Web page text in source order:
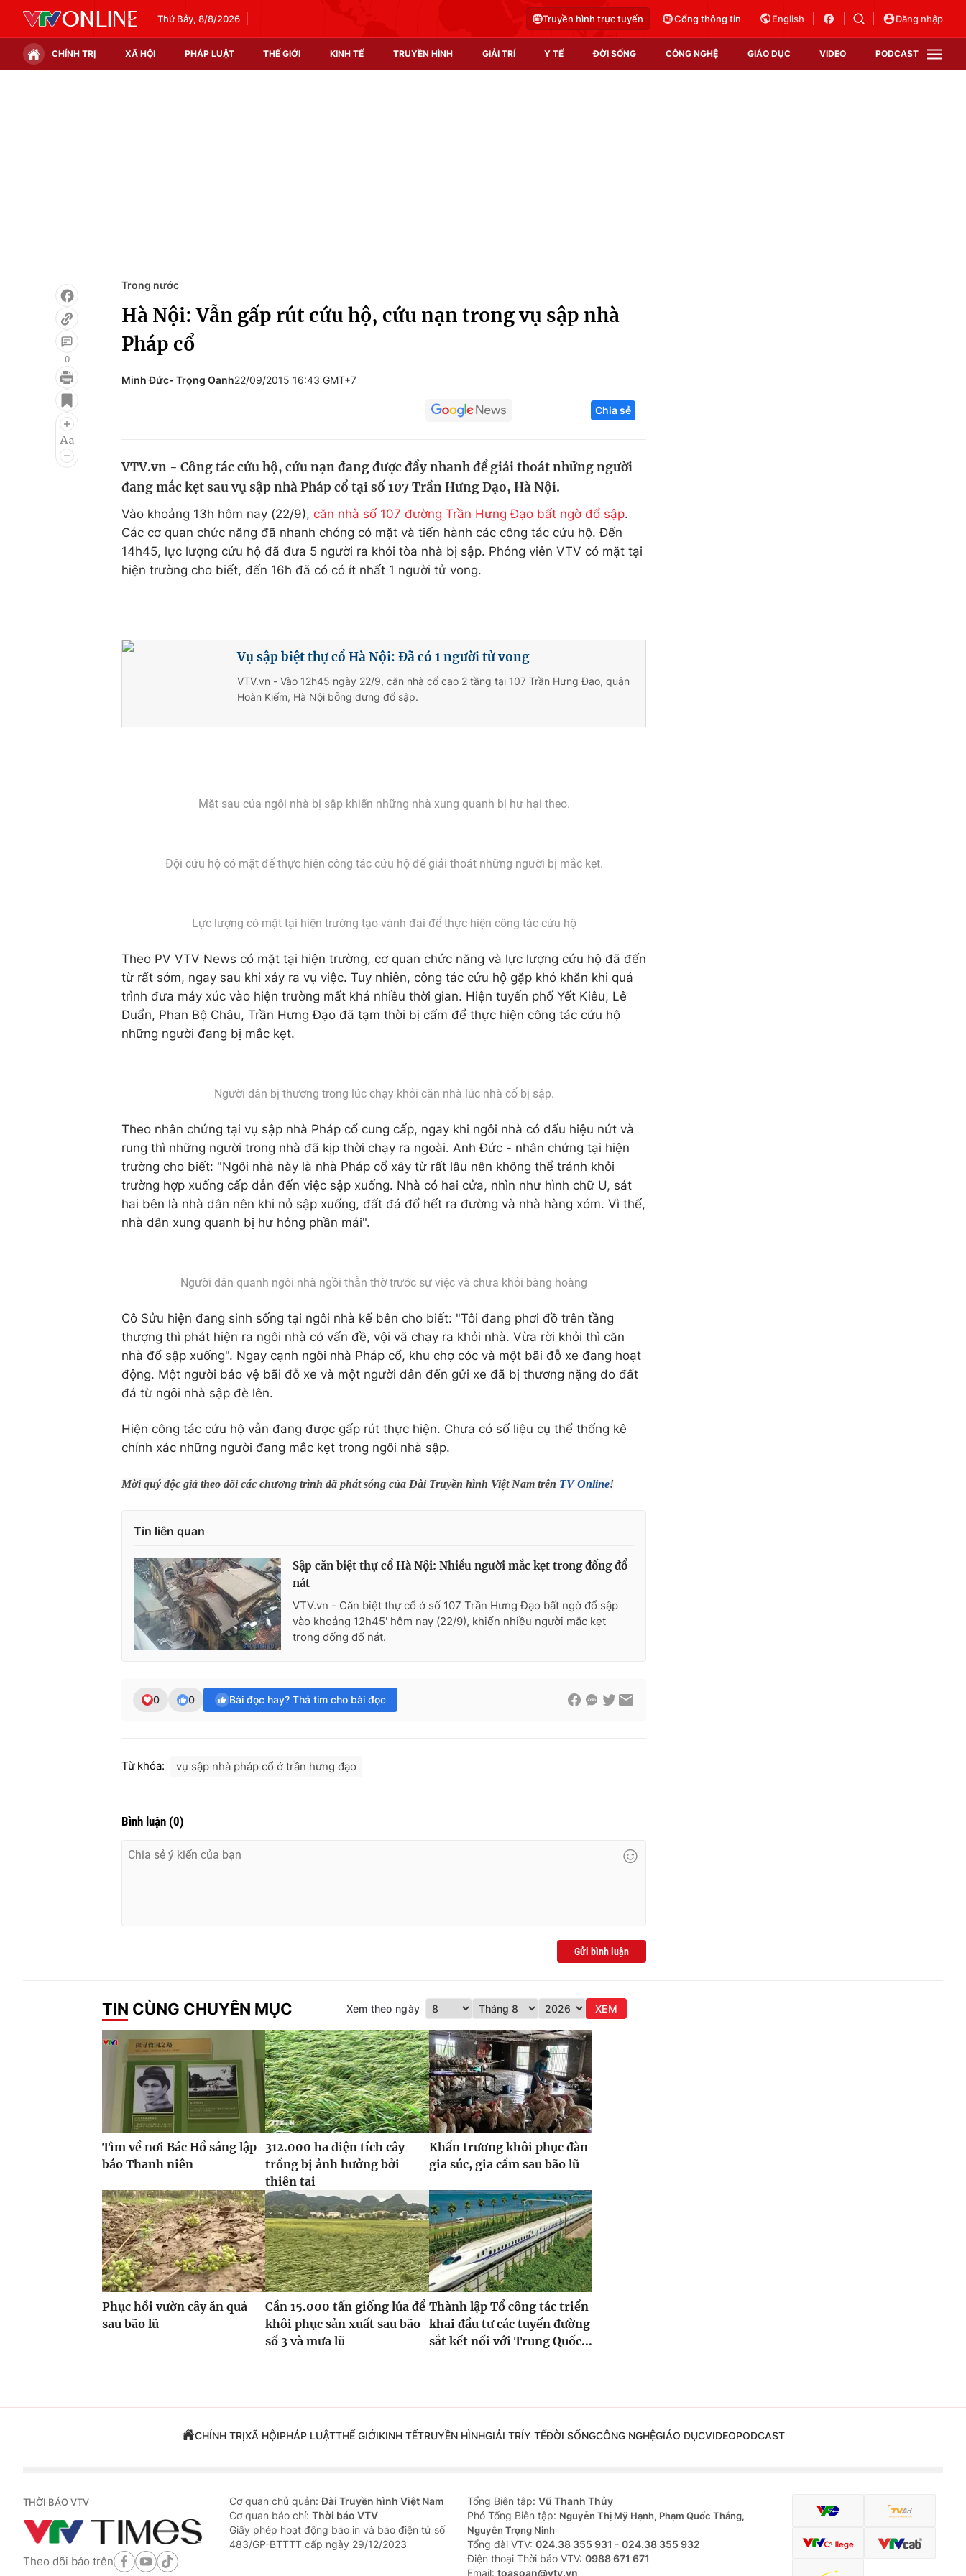
Thứ Bảy, 8/8/2026 Truyền hình trực tuyến Cổng thông tin English Đăng nhập
CHÍNH TRỊ XÃ HỘI PHÁP LUẬT THẾ GIỚI KINH TẾ TRUYỀN HÌNH GIẢI TRÍ Y TẾ ĐỜI SỐNG CÔNG NGHỆ GIÁO DỤC VIDEO PODCAST
Infographic
Điện ảnh
Âm nhạc
Chất lượng cuộc sống
Tuyển sinh
Hitech Công nghệ tương lai
Thị trường
0
Trong nước
Hà Nội: Vẫn gấp rút cứu hộ, cứu nạn trong vụ sập nhà
Pháp cổ
Minh Đức- Trọng Oanh22/09/2015 16:43 GMT+7
Chia sẻ
VTV.vn - Công tác cứu hộ, cứu nạn đang được đẩy nhanh để giải thoát những người
đang mắc kẹt sau vụ sập nhà Pháp cổ tại số 107 Trần Hưng Đạo, Hà Nội.
Vào khoảng 13h hôm nay (22/9), căn nhà số 107 đường Trần Hưng Đạo bất ngờ đổ sập.
Các cơ quan chức năng đã nhanh chóng có mặt và tiến hành các công tác cứu hộ. Đến
14h45, lực lượng cứu hộ đã đưa 5 người ra khỏi tòa nhà bị sập. Phóng viên VTV có mặt tại
hiện trường cho biết, đến 16h đã có có ít nhất 1 người tử vong.
Vụ sập biệt thự cổ Hà Nội: Đã có 1 người tử vong
VTV.vn - Vào 12h45 ngày 22/9, căn nhà cổ cao 2 tầng tại 107 Trần Hưng Đạo, quận
Hoàn Kiếm, Hà Nội bỗng dưng đổ sập.
Mặt sau của ngôi nhà bị sập khiến những nhà xung quanh bị hư hại theo.
Đội cứu hộ có mặt để thực hiện công tác cứu hộ để giải thoát những người bị mắc kẹt.
Lực lượng có mặt tại hiện trường tạo vành đai để thực hiện công tác cứu hộ
Theo PV VTV News có mặt tại hiện trường, cơ quan chức năng và lực lượng cứu hộ đã đến
từ rất sớm, ngay sau khi xảy ra vụ việc. Tuy nhiên, công tác cứu hộ gặp khó khăn khi quá
trình đưa máy xúc vào hiện trường mất khá nhiều thời gian. Hiện tuyến phố Yết Kiêu, Lê
Duẩn, Phan Bộ Châu, Trần Hưng Đạo đã tạm thời bị cấm để thực hiện công tác cứu hộ
những người đang bị mắc kẹt.
Người dân bị thương trong lúc chạy khỏi căn nhà lúc nhà cổ bị sập.
Theo nhân chứng tại vụ sập nhà Pháp cổ cung cấp, ngay khi ngôi nhà có dấu hiệu nứt và
rung thì những người trong nhà đã kịp thời chạy ra ngoài. Anh Đức - nhân chứng tại hiện
trường cho biết: "Ngôi nhà này là nhà Pháp cổ xây từ rất lâu nên không thể tránh khỏi
trường hợp xuống cấp dẫn đến việc sập xuống. Nhà có hai cửa, nhìn như hình chữ U, sát
hai bên là nhà dân nên khi nỏ sập xuống, đất đá đổ hết ra đường và nhà hàng xóm. Vì thế,
nhà dân xung quanh bị hư hỏng phần mái".
Người dân quanh ngôi nhà ngồi thẫn thờ trước sự việc và chưa khỏi bàng hoàng
Cô Sửu hiện đang sinh sống tại ngôi nhà kế bên cho biết: "Tôi đang phơi đồ trên tầng
thượng thì phát hiện ra ngôi nhà có vấn đề, vội vã chạy ra khỏi nhà. Vừa rời khỏi thì căn
nhà đổ sập xuống". Ngay cạnh ngôi nhà Pháp cổ, khu chợ cóc và một bãi đỗ xe đang hoạt
động. Một người bảo vệ bãi đỗ xe và một người dân đến gửi xe đã bị thương nặng do đất
đá từ ngôi nhà sập đè lên.
Hiện công tác cứu hộ vẫn đang được gấp rút thực hiện. Chưa có số liệu cụ thể thống kê
chính xác những người đang mắc kẹt trong ngôi nhà sập.
Mời quý độc giả theo dõi các chương trình đã phát sóng của Đài Truyền hình Việt Nam trên TV Online!
Tin liên quan
Sập căn biệt thự cổ Hà Nội: Nhiều người mắc kẹt trong đống đổ
nát
VTV.vn - Căn biệt thự cổ ở số 107 Trần Hưng Đạo bất ngờ đổ sập
vào khoảng 12h45' hôm nay (22/9), khiến nhiều người mắc kẹt
trong đống đổ nát.
0 0 Bài đọc hay? Thả tim cho bài đọc
Từ khóa: vụ sập nhà pháp cổ ở trần hưng đạo
Bình luận (0)
Gửi bình luận
TIN CÙNG CHUYÊN MỤC Xem theo ngày XEM
Tìm về nơi Bác Hồ sáng lập
báo Thanh niên
312.000 ha diện tích cây
trồng bị ảnh hưởng bởi
thiên tai
Khẩn trương khôi phục đàn
gia súc, gia cầm sau bão lũ
Phục hồi vườn cây ăn quả
sau bão lũ
Cần 15.000 tấn giống lúa để
khôi phục sản xuất sau bão
số 3 và mưa lũ
Thành lập Tổ công tác triển
khai đầu tư các tuyến đường
sắt kết nối với Trung Quốc...
CHÍNH TRỊXÃ HỘIPHÁP LUẬTTHẾ GIỚIKINH TẾTRUYỀN HÌNHGIẢI TRÍY TẾĐỜI SỐNGCÔNG NGHỆGIÁO DỤCVIDEOPODCAST
THỜI BÁO VTV
Theo dõi báo trên
Cơ quan chủ quản:Đài Truyền hình Việt Nam
Cơ quan báo chí: Thời báo VTV
Giấy phép hoạt động báo in và báo điện tử số
483/GP-BTTTT cấp ngày 29/12/2023
Tổng Biên tập: Vũ Thanh Thủy
Phó Tổng Biên tập: Nguyễn Thị Mỹ Hạnh, Phạm Quốc Thắng,
Nguyễn Trọng Ninh
Tổng đài VTV: 024.38 355 931 - 024.38 355 932
Ðiện thoại Thời báo VTV: 0988 671 671
Email: toasoan@vtv.vn